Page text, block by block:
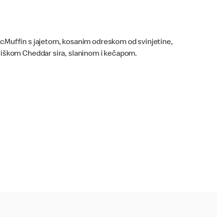
s jajetom, kosanim odreskom od svinjetine,
Cheddar sira, slaninom i kečapom.